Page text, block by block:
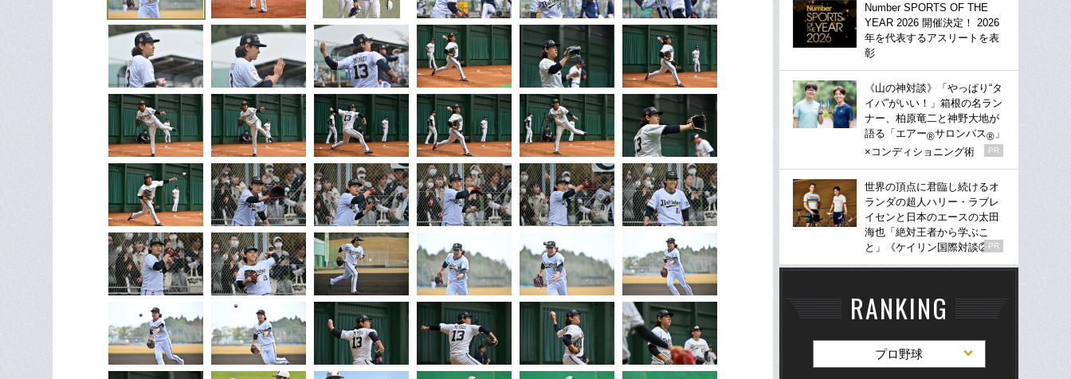
Number SPORTS OF THE
YEAR 2026 開催決定！ 2026
年を代表するアスリートを表
彰
《山の神対談》「やっぱり“タ
イパ”がいい！」箱根の名ラン
ナー、柏原竜二と神野大地が
語る「エアー®サロンパス® 」
×コンディショニング術
PR
世界の頂点に君臨し続けるオ
ランダの超人ハリー・ラブレ
イセンと日本のエースの太田
海也「絶対王者から学ぶこ
と」《ケイリン国際対談②》
PR
RANKING
プロ野球